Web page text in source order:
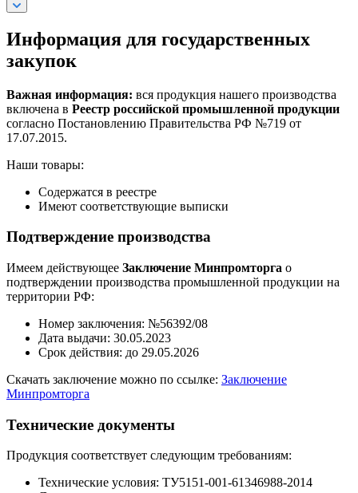
Информация для государственных
закупок
Важная информация: вся продукция нашего производства
включена в Реестр российской промышленной продукции
согласно Постановлению Правительства РФ №719 от
17.07.2015.
Наши товары:
Содержатся в реестре
Имеют соответствующие выписки
Подтверждение производства
Имеем действующее Заключение Минпромторга о
подтверждении производства промышленной продукции на
территории РФ:
Номер заключения: №56392/08
Дата выдачи: 30.05.2023
Срок действия: до 29.05.2026
Скачать заключение можно по ссылке: Заключение
Минпромторга
Технические документы
Продукция соответствует следующим требованиям:
Технические условия: ТУ5151-001-61346988-2014